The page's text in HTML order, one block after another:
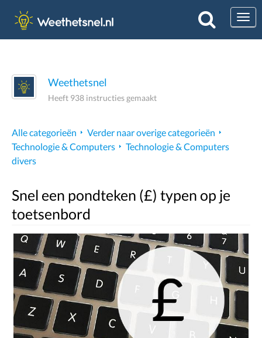
Weethetsnel
Heeft 938 instructies gemaakt
Alle categorieën
Verder naar overige categorieën
Technologie & Computers
Technologie & Computers
divers
Snel een pondteken (£) typen op je
toetsenbord